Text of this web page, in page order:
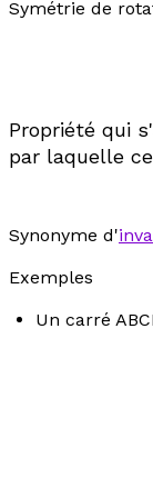
Symétrie de
Propriété qui
par laquelle
Synonyme d'
Exemples
Un carré